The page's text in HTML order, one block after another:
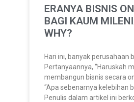
ERANYA BISNIS
BAGI KAUM
WHY?
Hari ini, banyak perusahaan
Pertanyaannya, “Haruskah
membangun bisnis secara
“Apa sebenarnya kelebihan
Penulis dalam artikel ini